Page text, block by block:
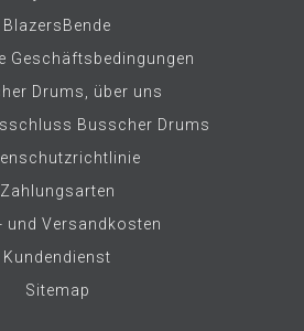
BlazersBende
Geschäftsbedingungen
Drums, über uns
Busscher Drums
Zahlungsarten
und Versandkosten
Kundendienst
Sitemap